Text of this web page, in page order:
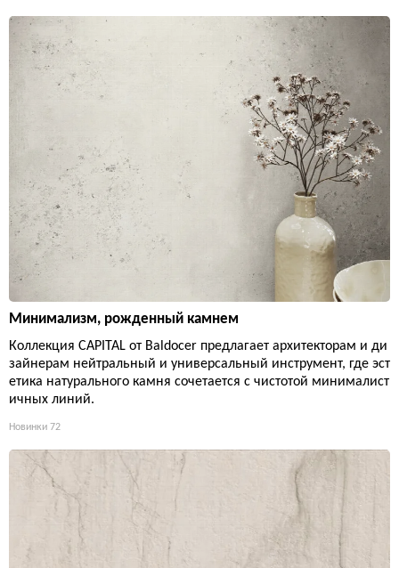
Минимализм, рожденный камнем
Коллекция CAPITAL от Baldocer предлагает архитекторам и ди
зайнерам нейтральный и универсальный инструмент, где эст
етика натурального камня сочетается с чистотой минималист
ичных линий.
Новинки 72